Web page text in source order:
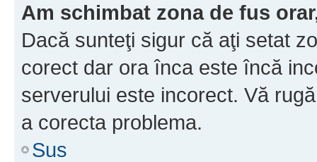
Am schimbat zona de fus
Dacă sunteţi sigur că aţi setat
corect dar ora înca este încă
serverului este incorect. Vă
a corecta problema.
Sus